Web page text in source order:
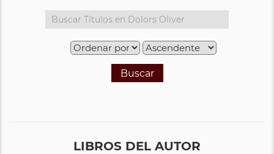
Buscar
LIBROS DEL AUTOR